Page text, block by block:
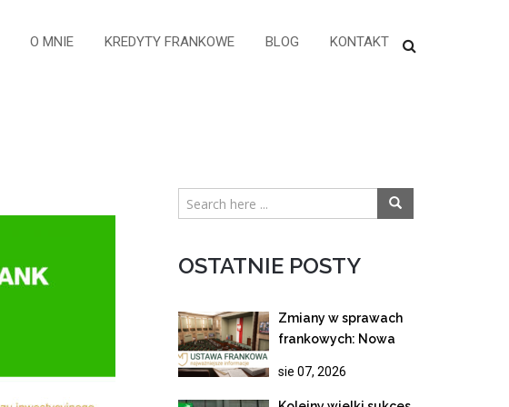
O MNIE KREDYTY FRANKOWE BLOG KONTAKT
OSTATNIE POSTY
Zmiany w sprawach
frankowych: Nowa
spłatę rat z mocy
prawa!
sie 07, 2026